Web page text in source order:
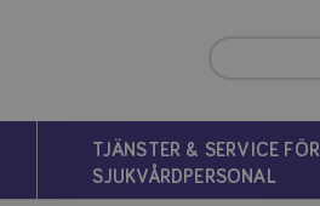
TJÄNSTER & SERVICE FÖR
SJUKVÅRDPERSONAL